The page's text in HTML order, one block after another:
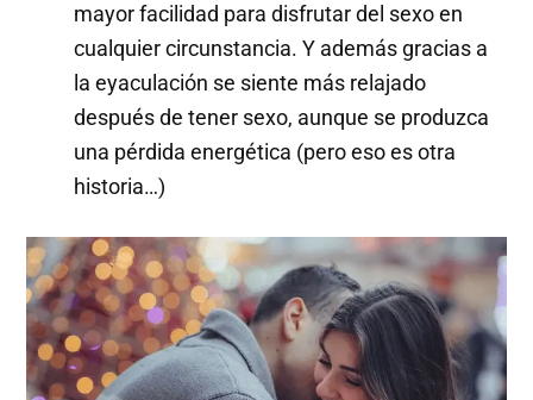
mayor facilidad para disfrutar del sexo en
cualquier circunstancia. Y además gracias a
la eyaculación se siente más relajado
después de tener sexo, aunque se produzca
una pérdida energética (pero eso es otra
historia…)